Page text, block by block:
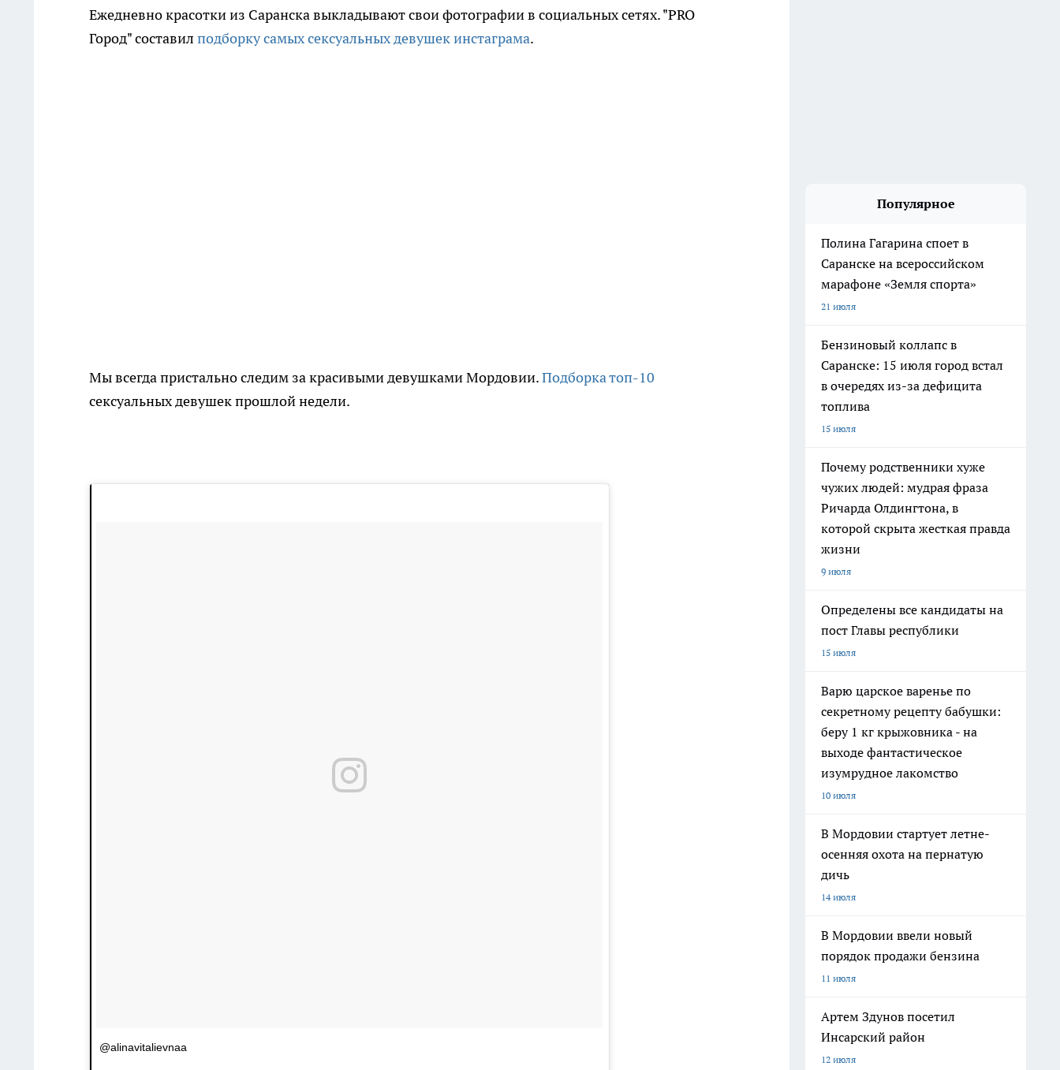
Ежедневно красотки из Саранска выкладывают свои фотографии в социальных сетях. "PRO
Город" составил подборку самых сексуальных девушек инстаграма.
Мы всегда пристально следим за красивыми девушками Мордовии.Подборка топ-10
сексуальных девушек прошлой недели.
@alinavitalievnaa
Популярное
Полина Гагарина споет в
Саранске на всероссийском
марафоне «Земля спорта»
21 июля
Бензиновый коллапс в
Саранске: 15 июля город встал
в очередях из-за дефицита
топлива
15 июля
Почему родственники хуже
чужих людей: мудрая фраза
Ричарда Олдингтона, в
которой скрыта жесткая правда
жизни
9 июля
Определены все кандидаты на
пост Главы республики
15 июля
Варю царское варенье по
секретному рецепту бабушки:
беру 1 кг крыжовника - на
выходе фантастическое
изумрудное лакомство
10 июля
В Мордовии стартует летне-
осенняя охота на пернатую
дичь
14 июля
В Мордовии ввели новый
порядок продажи бензина
11 июля
Артем Здунов посетил
Инсарский район
12 июля